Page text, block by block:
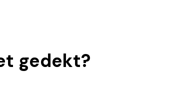
gedekt?